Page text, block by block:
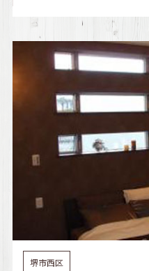
堺市西区